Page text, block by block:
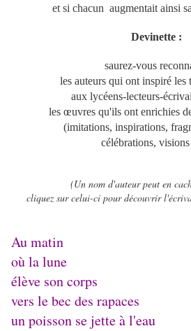
et si chacun augmentait ainsi
Devinette :
saurez-vous
les auteurs qui ont inspiré les
aux lycéens-lecteurs-
les œuvres qu'ils ont enrichies
(imitations, inspirations,
célébrations,
(Un nom d'auteur peut en
cliquez sur celui-ci pour découvrir
Au matin
où la lune
élève son corps
vers le bec des rapaces
un poisson se jette à l'eau